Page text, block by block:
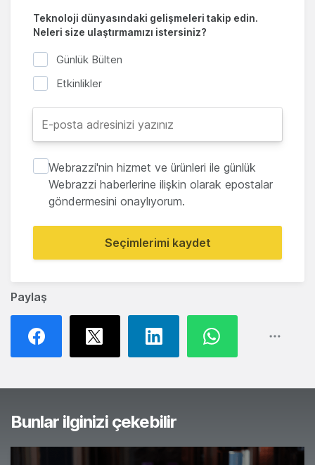
Paylaş
Teknoloji dünyasındaki gelişmeleri takip edin.
Neleri size ulaştırmamızı istersiniz?
Günlük Bülten
Etkinlikler
Webrazzi'nin hizmet ve ürünleri ile günlük
Webrazzi haberlerine ilişkin olarak epostalar
göndermesini onaylıyorum.
Seçimlerimi kaydet
Bunlar ilginizi çekebilir